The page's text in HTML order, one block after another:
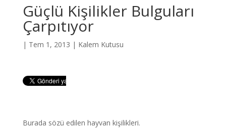
Güçlü Kişilikler Bulguları
Çarpıtıyor
| Tem 1, 2013 | Kalem Kutusu
Burada sözü edilen hayvan kişilikleri.